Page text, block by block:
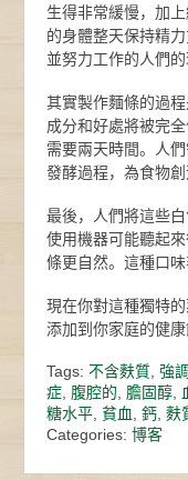
生得非常緩慢，加
的身體整天保持精
並努力工作的人們的
其實製作麵條的過
成分和好處將被完
需要兩天時間。人
發酵過程，為食物創
最後，人們將這些
使用機器可能聽起
條更自然。這種口
現在你對這種獨特
添加到你家庭的健康
Tags:不含麩質,強調
症, 腹腔的,膽固醇,
糖水平, 貧血,鈣,麩
Categories:博客